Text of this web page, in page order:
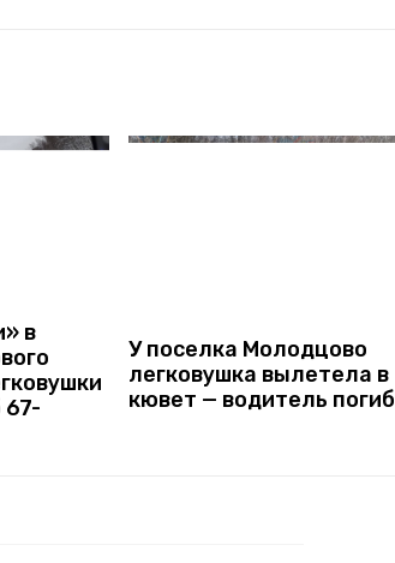
в
67-
У поселка Молодцово
легковушка вылетела в
кювет — водитель погиб